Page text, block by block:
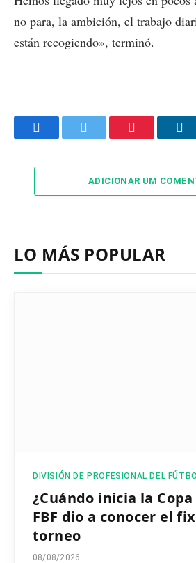
no para, la ambición, el trabajo
están recogiendo», terminó.
FacebookTwitter Pinterest
ADICIONAR UM
LO MÁS POPULAR
DIVISIÓN DE PROFESIONAL DEL
¿Cuándo inicia la
FBF dio a conocer el
torneo
08/08/2026